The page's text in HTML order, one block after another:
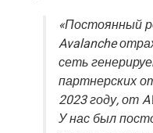
«Постоянный
Avalanche
сеть
партнерских
2023 году, от
У нас был